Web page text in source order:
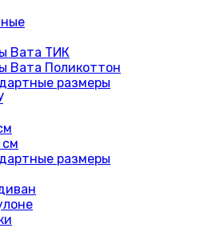
Вата ТИК
Вата Поликоттон
размеры
см
размеры